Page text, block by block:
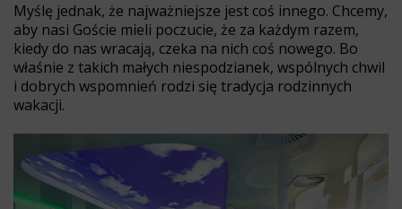
Myślę jednak, że najważniejsze jest coś innego. Chcemy,
aby nasi Goście mieli poczucie, że za każdym razem,
kiedy do nas wracają, czeka na nich coś nowego. Bo
właśnie z takich małych niespodzianek, wspólnych chwil
i dobrych wspomnień rodzi się tradycja rodzinnych
wakacji.